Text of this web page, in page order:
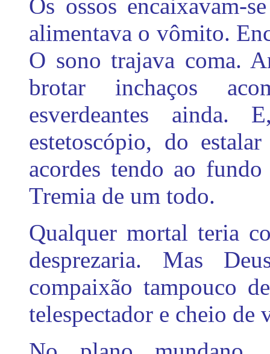
Os ossos encaixavam-
alimentava o vômito.
O sono trajava coma.
brotar inchaços
esverdeantes
estetoscópio, do
acordes tendo ao
Tremia de um todo.
Qualquer mortal teria
desprezaria. Mas
compaixão tampouco
telespectador e cheio de